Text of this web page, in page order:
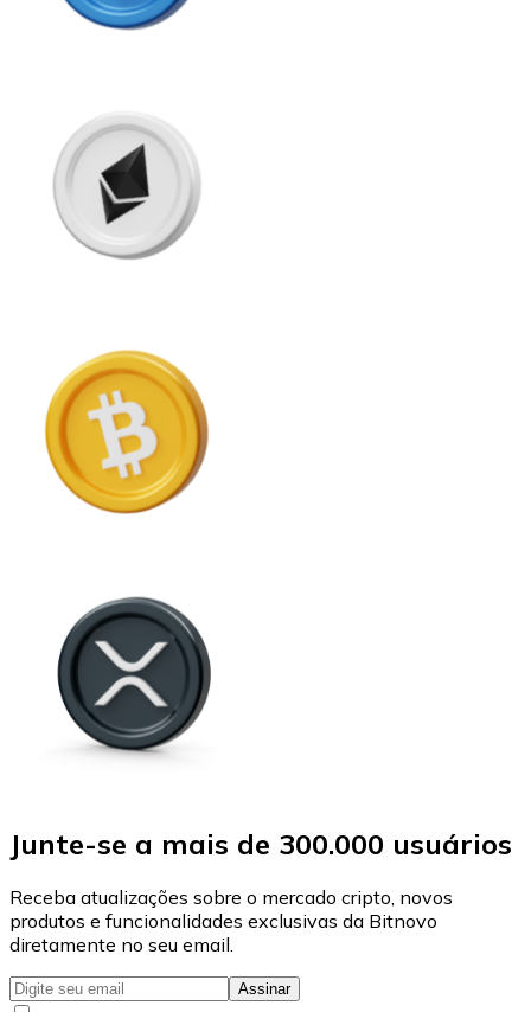
Junte-se a mais de 300.000 usuários
Receba atualizações sobre o mercado cripto, novos
produtos e funcionalidades exclusivas da Bitnovo
diretamente no seu email.
Assinar